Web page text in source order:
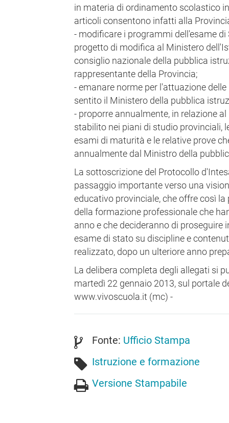
in materia di ordinamento scolastico
articoli consentono infatti alla
- modificare i programmi dell'esame
progetto di modifica al Ministero
consiglio nazionale della pubblica
rappresentante della Provincia;
- emanare norme per l'attuazione
sentito il Ministero della pubblica
- proporre annualmente, in relazione
stabilito nei piani di studio provinciali,
esami di maturità e le relative prove
annualmente dal Ministro della
La sottoscrizione del Protocollo
passaggio importante verso una
educativo provinciale, che offre così
della formazione professionale che
anno e che decideranno di proseguire
esame di stato su discipline e
realizzato, dopo un ulteriore anno
La delibera completa degli allegati si
martedì 22 gennaio 2013, sul portale
www.vivoscuola.it (mc) -
Fonte: Ufficio Stampa
Istruzione e formazione
Versione Stampabile